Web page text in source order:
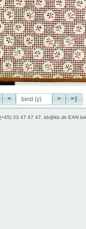
< > >|
33 47 47 47, kb@kb.dk EAN